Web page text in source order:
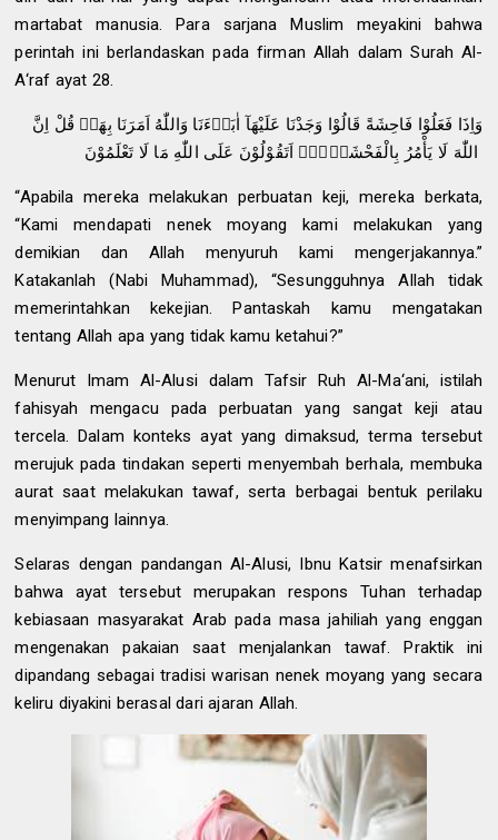
martabat manusia. Para sarjana Muslim meyakini bahwa
perintah ini berlandaskan pada firman Allah dalam Surah Al-
A‘raf ayat 28.
وَاِذَا فَعَلُوْا فَاحِشَةً قَالُوْا وَجَدْنَا عَلَيْهَآ اٰبَاۤءَنَا وَاللّٰهُ اَمَرَنَا بِهَاۗ قُلْ اِنَّ
“Apabila mereka melakukan perbuatan keji, mereka berkata,
“Kami mendapati nenek moyang kami melakukan yang
demikian dan Allah menyuruh kami mengerjakannya.”
Katakanlah (Nabi Muhammad), “Sesungguhnya Allah tidak
memerintahkan kekejian. Pantaskah kamu mengatakan
tentang Allah apa yang tidak kamu ketahui?”
Menurut Imam Al-Alusi dalam Tafsir Ruh Al-Ma‘ani, istilah
fahisyah mengacu pada perbuatan yang sangat keji atau
tercela. Dalam konteks ayat yang dimaksud, terma tersebut
merujuk pada tindakan seperti menyembah berhala, membuka
aurat saat melakukan tawaf, serta berbagai bentuk perilaku
menyimpang lainnya.
Selaras dengan pandangan Al-Alusi, Ibnu Katsir menafsirkan
bahwa ayat tersebut merupakan respons Tuhan terhadap
kebiasaan masyarakat Arab pada masa jahiliah yang enggan
mengenakan pakaian saat menjalankan tawaf. Praktik ini
dipandang sebagai tradisi warisan nenek moyang yang secara
keliru diyakini berasal dari ajaran Allah.